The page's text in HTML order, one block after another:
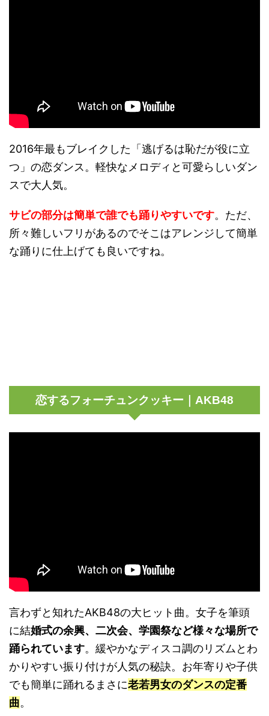
2016年最もブレイクした「逃げるは恥だが役に立
つ」の恋ダンス。軽快なメロディと可愛らしいダン
スで大人気。
サビの部分は簡単で誰でも踊りやすいです。ただ、
所々難しいフリがあるのでそこはアレンジして簡単
な踊りに仕上げても良いですね。
恋するフォーチュンクッキー｜AKB48
言わずと知れたAKB48の大ヒット曲。女子を筆頭
に結婚式の余興、二次会、学園祭など様々な場所で
踊られています。緩やかなディスコ調のリズムとわ
かりやすい振り付けが人気の秘訣。お年寄りや子供
でも簡単に踊れるまさに老若男女のダンスの定番
曲。